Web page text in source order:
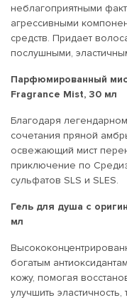
неблагоприятными
агрессивными
средств. Придает
послушными,
Парфюмированный
Fragrance Mist, 30 мл
Благодаря
сочетания пряной
освежающий мист
приключение по
сульфатов SLS и SLES.
Гель для душа с
мл
богатым
кожу, помогая
улучшить